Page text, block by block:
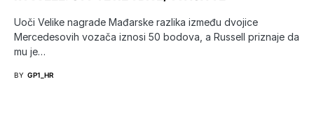
Uoči Velike nagrade Mađarske razlika između dvojice
Mercedesovih vozača iznosi 50 bodova, a Russell priznaje da
mu je…
BY GP1_HR